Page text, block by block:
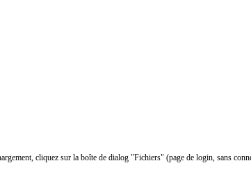
cliquez sur la boîte de dialog "Fichiers" (page de login, sans